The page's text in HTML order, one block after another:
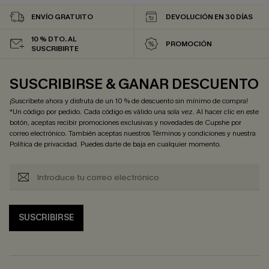
ENVÍO GRATUITO DEVOLUCIÓN EN 30 DÍAS
10 % DTO. AL
SUSCRIBIRTE
PROMOCIÓN
SUSCRIBIRSE & GANAR DESCUENTO
¡Suscríbete ahora y disfruta de un 10 % de descuento sin mínimo de compra!
*Un código por pedido. Cada código es válido una sola vez. Al hacer clic en este
botón, aceptas recibir promociones exclusivas y novedades de Cupshe por
correo electrónico. También aceptas nuestrosTérminos y condicionesy nuestra
Política de privacidad. Puedes darte de baja en cualquier momento.
SUSCRIBIRSE